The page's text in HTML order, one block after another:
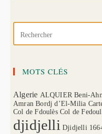
MOTS CLÉS
Algerie ALQUIER Beni-
Amran Bordj d’El-Milia
Col de Fdoulès Col de
djidjelli Djidjelli